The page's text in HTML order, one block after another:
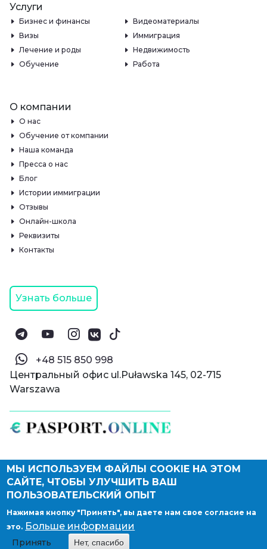
© Паспорт Онлайн 2019—2026
Политика конфиденциальности
Оферта и конфиденциальность:РФ
Правовые документы
Депонирование логотипа компании
Услуги
Бизнес и финансы
Видеоматериалы
Визы
Иммиграция
Лечение и роды
Недвижимость
Обучение
Работа
О компании
О нас
Обучение от компании
Наша команда
Пресса о нас
Блог
Истории иммиграции
Отзывы
Онлайн-школа
Реквизиты
Контакты
Узнать больше
‪+48 515 850 998‬
Центральный офис ul.Puławska 145, 02-715
Warszawa
МЫ ИСПОЛЬЗУЕМ ФАЙЛЫ COOKIE НА ЭТОМ
САЙТЕ, ЧТОБЫ УЛУЧШИТЬ ВАШ
ПОЛЬЗОВАТЕЛЬСКИЙ ОПЫТ
Нажимая кнопку "Принять", вы даете нам свое согласие на
это. Больше информации
Принять Нет, спасибо